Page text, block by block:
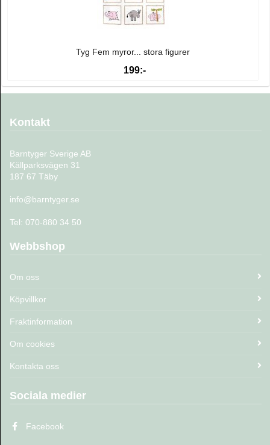
Tyg Fem myror... stora figurer
199:-
Kontakt
Barntyger Sverige AB
Källparksvägen 31
187 67 Täby
info@barntyger.se
Tel: 070-880 34 50
Webbshop
Om oss
Köpvillkor
Fraktinformation
Om cookies
Kontakta oss
Sociala medier
Facebook